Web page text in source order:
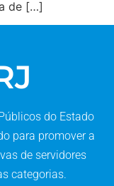
de […]
do Estado
para promover a
de servidores
categorias.